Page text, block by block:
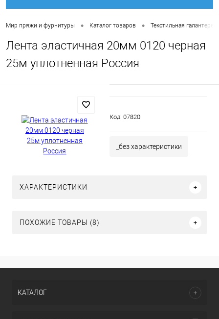
Мир пряжи и фурнитуры • Каталог товаров • Текстильная
Лента эластичная 20мм 0120 черная
25м уплотненная Россия
Код: 07820
_без характеристики
ХАРАКТЕРИСТИКИ
ПОХОЖИЕ ТОВАРЫ (8)
КАТАЛОГ